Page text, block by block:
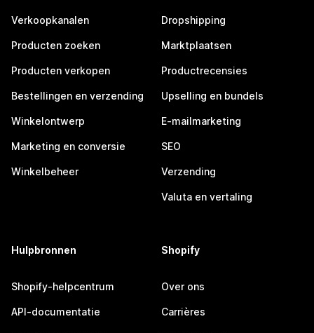
Verkoopkanalen
Producten zoeken
Producten verkopen
Bestellingen en verzending
Winkelontwerp
Marketing en conversie
Winkelbeheer
Dropshipping
Marktplaatsen
Productrecensies
Upselling en bundels
E-mailmarketing
SEO
Verzending
Valuta en vertaling
Hulpbronnen
Shopify-helpcentrum
API-documentatie
Shopify
Over ons
Carrières